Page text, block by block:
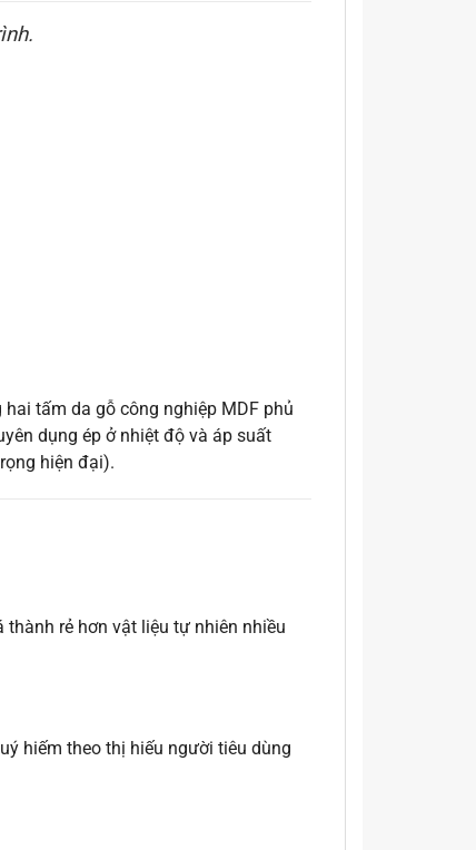
tấm da gỗ công nghiệp MDF phủ
dụng ép ở nhiệt độ và áp suất
hiện đại).
rẻ hơn vật liệu tự nhiên nhiều
hiếm theo thị hiếu người tiêu dùng